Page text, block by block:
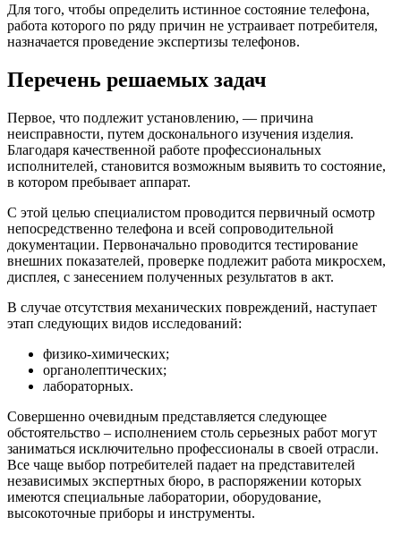
Для того, чтобы определить истинное состояние телефона,
работа которого по ряду причин не устраивает потребителя,
назначается проведение экспертизы телефонов.
Перечень решаемых задач
Первое, что подлежит установлению, ― причина
неисправности, путем досконального изучения изделия.
Благодаря качественной работе профессиональных
исполнителей, становится возможным выявить то состояние,
в котором пребывает аппарат.
С этой целью специалистом проводится первичный осмотр
непосредственно телефона и всей сопроводительной
документации. Первоначально проводится тестирование
внешних показателей, проверке подлежит работа микросхем,
дисплея, с занесением полученных результатов в акт.
В случае отсутствия механических повреждений, наступает
этап следующих видов исследований:
физико-химических;
органолептических;
лабораторных.
Совершенно очевидным представляется следующее
обстоятельство – исполнением столь серьезных работ могут
заниматься исключительно профессионалы в своей отрасли.
Все чаще выбор потребителей падает на представителей
независимых экспертных бюро, в распоряжении которых
имеются специальные лаборатории, оборудование,
высокоточные приборы и инструменты.